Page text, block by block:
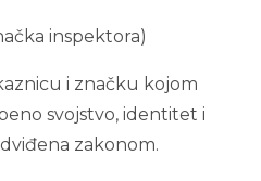
inspektora)
i značku kojom
svojstvo, identitet i
zakonom.